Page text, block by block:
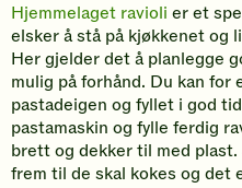
Hjemmelaget ravioli er et
elsker å stå på kjøkkenet og
Her gjelder det å planlegge
mulig på forhånd. Du kan for
pastadeigen og fyllet i god
pastamaskin og fylle ferdig
brett og dekker til med
frem til de skal kokes og det